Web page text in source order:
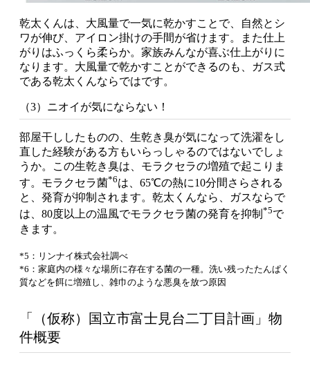
乾太くんは、大風量で一気に乾かすことで、自然とシ
ワが伸び、アイロン掛けの手間が省けます。また仕上
がりはふっくら柔らか。家族みんなが喜ぶ仕上がりに
なります。大風量で乾かすことができるのも、ガス式
である乾太くんならではです。
（3）ニオイが気にならない！
部屋干ししたものの、生乾き臭が気になって洗濯をし
直した経験がある方もいらっしゃるのではないでしょ
うか。この生乾き臭は、モラクセラの増殖で起こりま
す。モラクセラ菌*6は、65℃の熱に10分間さらされる
と、発育が抑制されます。乾太くんなら、ガスならで
は、80度以上の温風でモラクセラ菌の発育を抑制 *5で
きます。
*5：リンナイ株式会社調べ
*6：家庭内の様々な場所に存在する菌の一種。洗い残ったたんぱく
質などを餌に増殖し、雑巾のような悪臭を放つ原因
「（仮称）国立市富士見台二丁目計画」物
件概要